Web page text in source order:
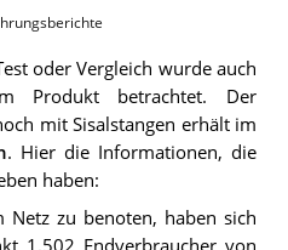
oder Vergleich wurde auch
Produkt betrachtet.
Der
mit Sisalstangen erhält im
. Hier die Informationen, die
haben:
zu benoten, haben sich